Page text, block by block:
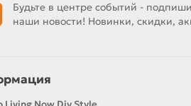
Будьте в центре событий -
наши новости! Новинки, скидки,